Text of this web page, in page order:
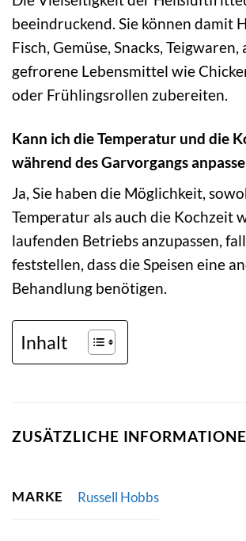
beeindruckend. Sie können damit
Fisch, Gemüse, Snacks, Teigwaren,
gefrorene Lebensmittel wie
oder Frühlingsrollen zubereiten.
Kann ich die Temperatur und die
während des Garvorgangs
Ja, Sie haben die Möglichkeit,
Temperatur als auch die Kochzeit
laufenden Betriebs anzupassen,
feststellen, dass die Speisen eine
Behandlung benötigen.
Inhalt
ZUSÄTZLICHE
MARKE Russell Hobbs